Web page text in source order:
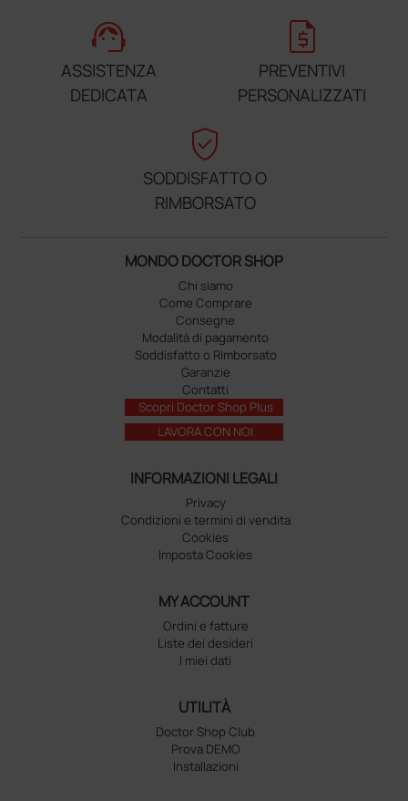
support_agent
ASSISTENZA
DEDICATA
request_quote
PREVENTIVI
PERSONALIZZATI
verified_user
SODDISFATTO O
RIMBORSATO
MONDO DOCTOR SHOP
Chi siamo
Come Comprare
Consegne
Modalità di pagamento
Soddisfatto o Rimborsato
Garanzie
Contatti
Scopri Doctor Shop Plus
LAVORA CON NOI
INFORMAZIONI LEGALI
Privacy
Condizioni e termini di vendita
Cookies
Imposta Cookies
MY ACCOUNT
Ordini e fatture
Liste dei desideri
I miei dati
UTILITÀ
Doctor Shop Club
Prova DEMO
Installazioni